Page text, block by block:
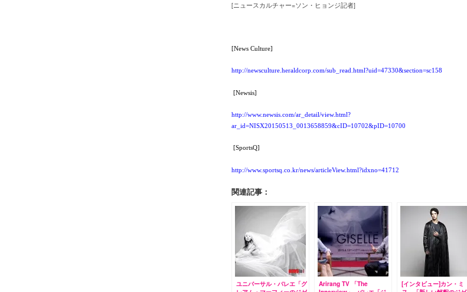
[ニュースカルチャー=ソン・ヒョンジ記者]
[News Culture]
http://newsculture.heraldcorp.com/sub_read.html?uid=47330&section=sc158
[Newsis]
http://www.newsis.com/ar_detail/view.html?
ar_id=NISX20150513_0013658859&cID=10702&pID=10700
[SportsQ]
http://www.sportsq.co.kr/news/articleView.html?idxno=41712
関連記事：
ユニバーサル・バレエ「グ
Arirang TV 「The
[インタビュー]カン・ミ